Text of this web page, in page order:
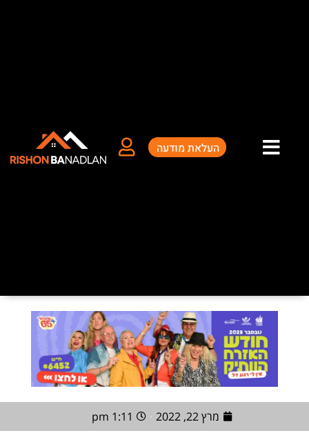
העלאת מודעה
מרץ 22, 2022 1:11 pm